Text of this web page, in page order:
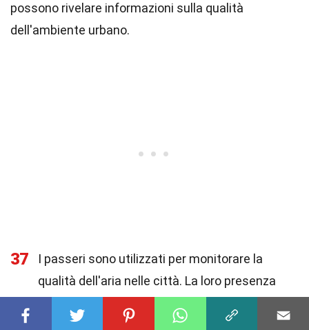
possono rivelare informazioni sulla qualità
dell'ambiente urbano.
37
I passeri sono utilizzati per monitorare la
qualità dell'aria nelle città. La loro presenza
atmosferico.